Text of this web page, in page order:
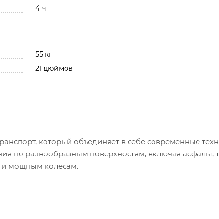
4 ч
55 кг
21 дюймов
который объединяет в себе современные
по разнообразным поверхностям, включая асфальт,
и мощным колесам.